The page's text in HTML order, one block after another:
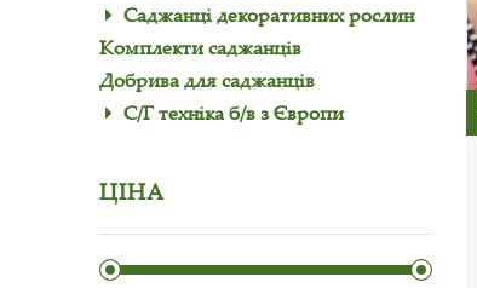
Саджанці декоративних рослин
Комплекти саджанців
Добрива для саджанців
С/Г техніка б/в з Європи
ЦІНА